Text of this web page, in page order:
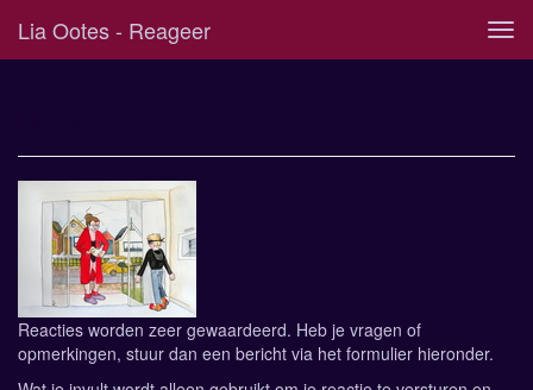
Lia Ootes - Reageer
Reacties worden zeer gewaardeerd. Heb je vragen of
opmerkingen, stuur dan een bericht via het formulier hieronder.